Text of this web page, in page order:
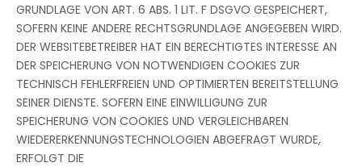
GRUNDLAGE VON ART. 6 ABS. 1 LIT. F DSGVO GESPEICHERT,
SOFERN KEINE ANDERE RECHTSGRUNDLAGE ANGEGEBEN WIRD.
DER WEBSITEBETREIBER HAT EIN BERECHTIGTES INTERESSE AN
DER SPEICHERUNG VON NOTWENDIGEN COOKIES ZUR
TECHNISCH FEHLERFREIEN UND OPTIMIERTEN BEREITSTELLUNG
SEINER DIENSTE. SOFERN EINE EINWILLIGUNG ZUR
SPEICHERUNG VON COOKIES UND VERGLEICHBAREN
WIEDERERKENNUNGSTECHNOLOGIEN ABGEFRAGT WURDE,
ERFOLGT DIE